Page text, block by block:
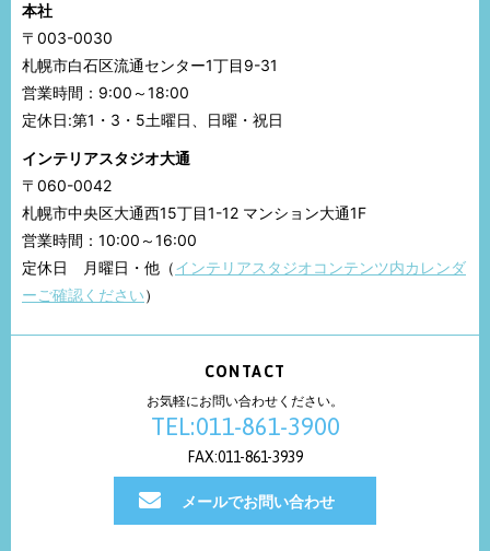
本社
〒003-0030
札幌市白石区流通センター1丁目9-31
営業時間：9:00～18:00
定休日:第1・3・5土曜日、日曜・祝日
インテリアスタジオ大通
〒060-0042
札幌市中央区大通西15丁目1-12 マンション大通1F
営業時間：10:00～16:00
定休日 月曜日・他（インテリアスタジオコンテンツ内カレンダ
ーご確認ください）
CONTACT
お気軽にお問い合わせください。
TEL:011-861-3900
FAX:011-861-3939
メールでお問い合わせ